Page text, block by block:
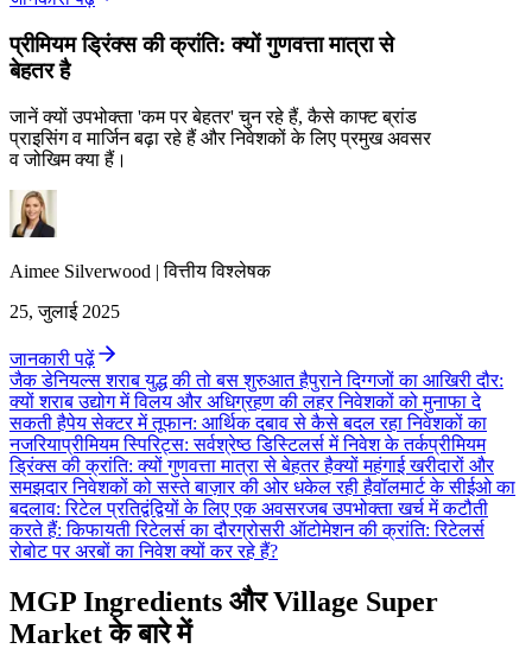
प्रीमियम ड्रिंक्स की क्रांति: क्यों गुणवत्ता मात्रा से
बेहतर है
जानें क्यों उपभोक्ता 'कम पर बेहतर' चुन रहे हैं, कैसे काफ्ट ब्रांड
प्राइसिंग व मार्जिन बढ़ा रहे हैं और निवेशकों के लिए प्रमुख अवसर
व जोखिम क्या हैं।
Aimee Silverwood |वित्तीय विश्लेषक
25, जुलाई 2025
जानकारी पढ़ें
जैक डेनियल्स शराब युद्ध की तो बस शुरुआत हैपुराने दिग्गजों का आखिरी दौर:
क्यों शराब उद्योग में विलय और अधिग्रहण की लहर निवेशकों को मुनाफा दे
सकती हैपेय सेक्टर में तूफान: आर्थिक दबाव से कैसे बदल रहा निवेशकों का
नजरियाप्रीमियम स्पिरिट्स: सर्वश्रेष्ठ डिस्टिलर्स में निवेश के तर्कप्रीमियम
ड्रिंक्स की क्रांति: क्यों गुणवत्ता मात्रा से बेहतर हैक्यों महंगाई खरीदारों और
समझदार निवेशकों को सस्ते बाज़ार की ओर धकेल रही हैवॉलमार्ट के सीईओ का
बदलाव: रिटेल प्रतिद्वंद्वियों के लिए एक अवसरजब उपभोक्ता खर्च में कटौती
करते हैं: किफायती रिटेलर्स का दौरग्रोसरी ऑटोमेशन की क्रांति: रिटेलर्स
रोबोट पर अरबों का निवेश क्यों कर रहे हैं?
MGP Ingredients और Village Super
Market के बारे में